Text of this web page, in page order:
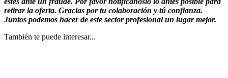
retirar la oferta. Gracias por tu colaboración y tú confianza.
Juntos podemos hacer de este sector profesional un lugar mejor.
También te puede interesar...